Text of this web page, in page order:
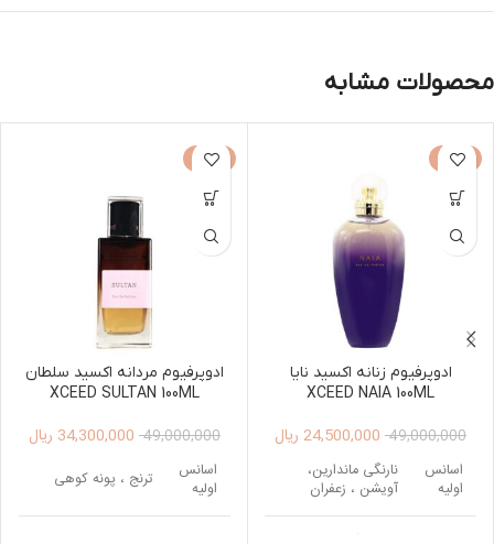
محصولات مشابه
-50%
ادوپرفیوم زنانه اکسید نایا
XCEED NAIA 100ML
49,000,000
24,500,000 ریال
اسانس
اولیه
نارنگی ماندارین،
آویشن ، زعفران
-30%
ادوپرفیوم مردانه اکسید سلطان
XCEED SULTAN 100ML
49,000,000
34,300,000 ریال
اسانس
اولیه
ترنج ، پونه کوهی